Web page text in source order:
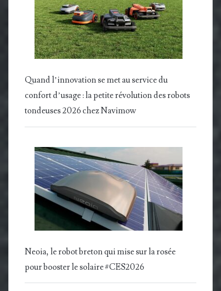
Quand l’innovation se met au service du
confort d’usage : la petite révolution des robots
tondeuses 2026 chez Navimow
Neoia, le robot breton qui mise sur la rosée
pour booster le solaire #CES2026